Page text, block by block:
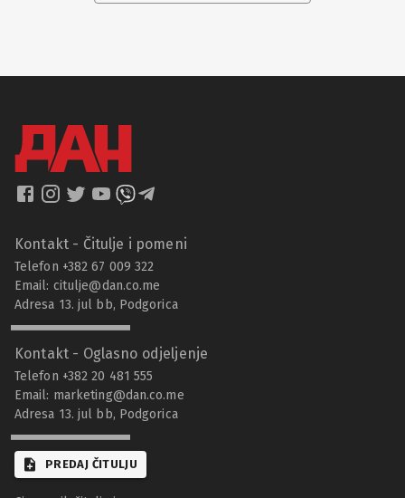
Kontakt - Čitulje i pomeni
Telefon +382 67 009 322
Email: citulje@dan.co.me
Adresa 13. jul bb, Podgorica
Kontakt - Oglasno odjeljenje
Telefon +382 20 481 555
Email: marketing@dan.co.me
Adresa 13. jul bb, Podgorica
PREDAJ ČITULJU